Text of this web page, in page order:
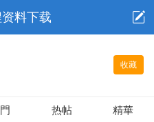
料下载
收藏
热帖 精華